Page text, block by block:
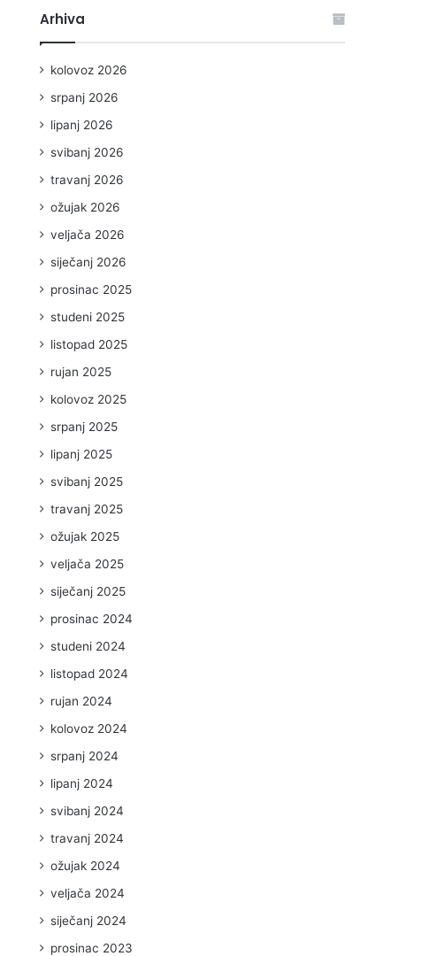
Arhiva
kolovoz 2026
srpanj 2026
lipanj 2026
svibanj 2026
travanj 2026
ožujak 2026
veljača 2026
siječanj 2026
prosinac 2025
studeni 2025
listopad 2025
rujan 2025
kolovoz 2025
srpanj 2025
lipanj 2025
svibanj 2025
travanj 2025
ožujak 2025
veljača 2025
siječanj 2025
prosinac 2024
studeni 2024
listopad 2024
rujan 2024
kolovoz 2024
srpanj 2024
lipanj 2024
svibanj 2024
travanj 2024
ožujak 2024
veljača 2024
siječanj 2024
prosinac 2023